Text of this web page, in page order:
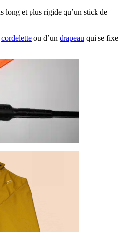
long et plus rigide qu’un stick de
cordelette ou d’un drapeau qui se fixe